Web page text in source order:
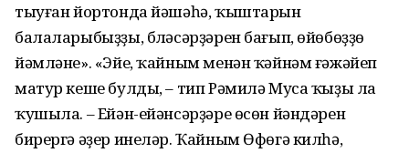
тыуған йортонда йәшәһә, ҡыштарын
балаларыбыҙҙы, бүләсәрҙәрен бағып, өйөбөҙҙө
йәмләне». «Эйе, ҡайным менән ҡәйнәм ғәжәйеп
матур кеше булды, – тип Рәмилә Муса ҡыҙы ла
ҡушыла. – Ейән-ейәнсәрҙәре өсөн йәндәрен
бирергә әҙер инеләр. Ҡайным Өфөгә килһә,